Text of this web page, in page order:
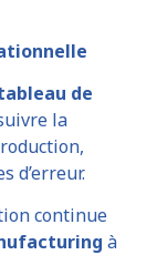
de
la
d’erreur.
continue
à